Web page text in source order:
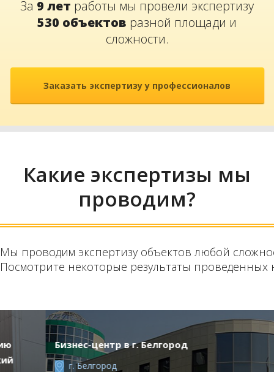
За 9 лет работы мы провели экспертизу
530 объектов разной площади и
сложности.
Заказать экспертизу у профессионалов
Какие экспертизы мы
проводим?
Мы проводим экспертизу объектов любой
Посмотрите некоторые результаты проведенных
Бизнес-центр в г. Белгород
г. Белгород